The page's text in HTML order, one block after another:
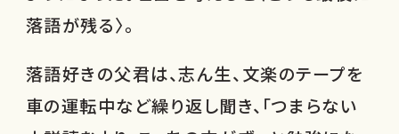
落語が残る〉。
落語好きの父君は、志ん生、文楽のテープを
車の運転中など繰り返し聞き、「つまらない